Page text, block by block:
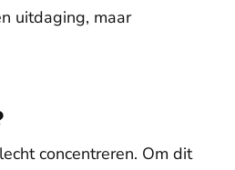
uitdaging, maar
concentreren. Om dit